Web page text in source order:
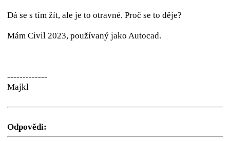
Dá se s tím žít, ale je to otravné. Proč se to děje?
Mám Civil 2023, používaný jako Autocad.
-------------
Majkl
Odpovědi: